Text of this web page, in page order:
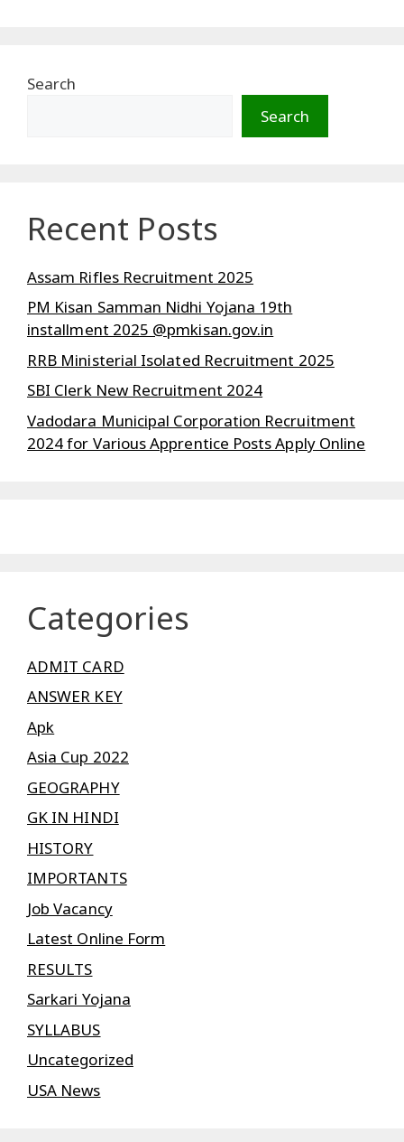
Search
Search
Recent Posts
Assam Rifles Recruitment 2025
PM Kisan Samman Nidhi Yojana 19th
installment 2025 @pmkisan.gov.in
RRB Ministerial Isolated Recruitment 2025
SBI Clerk New Recruitment 2024
Vadodara Municipal Corporation Recruitment
2024 for Various Apprentice Posts Apply Online
Categories
ADMIT CARD
ANSWER KEY
Apk
Asia Cup 2022
GEOGRAPHY
GK IN HINDI
HISTORY
IMPORTANTS
Job Vacancy
Latest Online Form
RESULTS
Sarkari Yojana
SYLLABUS
Uncategorized
USA News